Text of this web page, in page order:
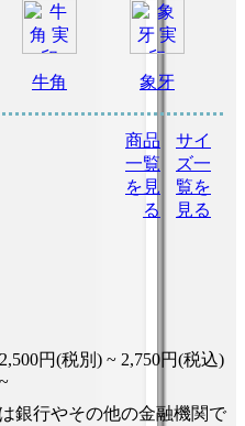
牛角 象牙
商品
一覧
を見
る
サイ
ズ一
覧を
見る
2,500円(税別) ~ 2,750円(税込)
~
銀行やその他の金融機関で